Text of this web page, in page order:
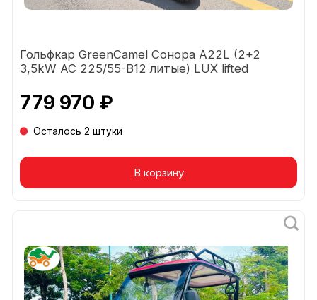
Гольфкар GreenCamel Сонора A22L (2+2
3,5kW AC 225/55-B12 литые) LUX lifted
779 970 ₽
Осталось 2 штуки
В корзину